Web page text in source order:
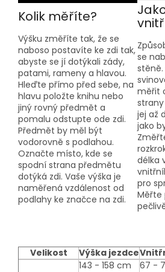
Kolik měříte?
Výšku změříte tak, že se
naboso postavíte ke zdi tak,
abyste se jí dotýkali zády,
patami, rameny a hlavou.
Hleďte přímo před sebe, na
hlavu položte knihu nebo
jiný rovný předmět a
pomalu odstupte ode zdi.
Předmět by měl být
vodorovně s podlahou.
Označte místo, kde se
spodní strana předmětu
dotýká zdi. Vaše výška je
naměřená vzdálenost od
podlahy ke značce na zdi.
se
měřit
jej až
jako
délka
pro
Měřte
size-
Velikost Výška jezdce
143 - 158 cm
67 -